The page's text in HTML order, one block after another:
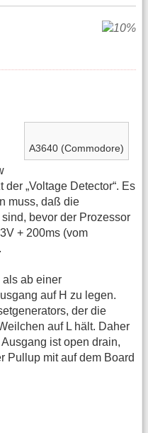
A3640 (Commodore)
„Voltage Detector“. Es
muss, daß die
bevor der Prozessor
+ 200ms (vom
als ab einer
auf H zu legen.
der die
auf L hält. Daher
ist open drain,
Pullup mit auf dem Board